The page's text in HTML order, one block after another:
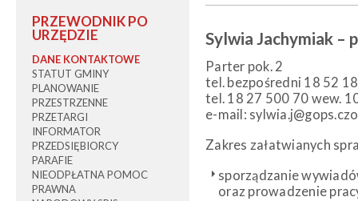
PRZEWODNIK PO
URZĘDZIE
DANE KONTAKTOWE
STATUT GMINY
PLANOWANIE
PRZESTRZENNE
PRZETARGI
INFORMATOR
PRZEDSIĘBIORCY
PARAFIE
NIEODPŁATNA POMOC
PRAWNA
Sylwia Jachymiak –
Parter pok. 2
tel. bezpośredni 18 52
tel. 18 27 500 70 wew.
e-mail:
Zakres załatwianych
sporządzanie
oraz prowadzenie